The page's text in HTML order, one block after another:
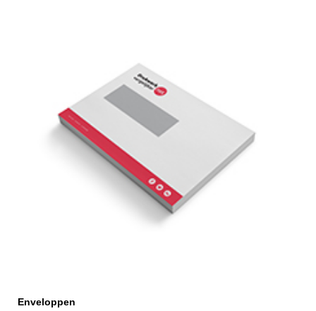
Enveloppen